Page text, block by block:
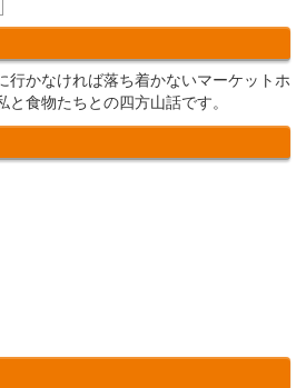
行かなければ落ち着かないマーケットホ
と食物たちとの四方山話です。